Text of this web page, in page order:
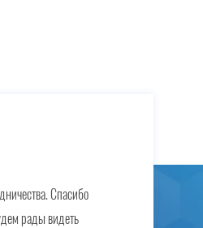
Спасибо
рады видеть